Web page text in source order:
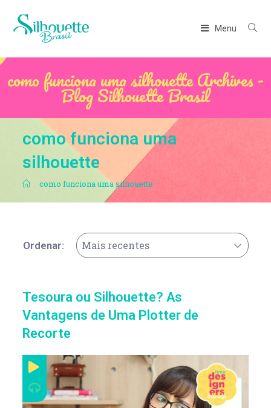
Menu
como funciona uma silhouette Archives -
Blog Silhouette Brasil
como funciona uma
silhouette
. como funciona uma silhouette
Ordenar: Mais recentes
Tesoura ou Silhouette? As
Vantagens de Uma Plotter de
Recorte